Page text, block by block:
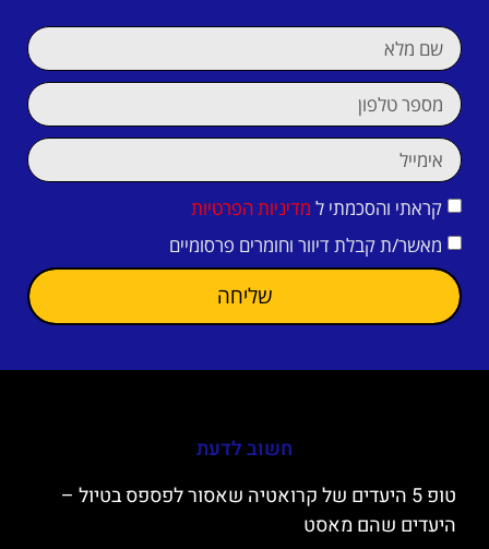
קראתי והסכמתי ל מדיניות הפרטיות
מאשר/ת קבלת דיוור וחומרים פרסומיים
שליחה
חשוב לדעת
טופ 5 היעדים של קרואטיה שאסור לפספס בטיול –
היעדים שהם מאסט